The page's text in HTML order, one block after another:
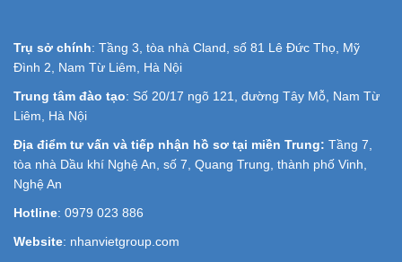
Trụ sở chính: Tầng 3, tòa nhà Cland, số 81 Lê Đức Thọ, Mỹ
Đình 2, Nam Từ Liêm, Hà Nội
Trung tâm đào tạo: Số 20/17 ngõ 121, đường Tây Mỗ, Nam Từ
Liêm, Hà Nội
Địa điểm tư vấn và tiếp nhận hồ sơ tại miền Trung: Tầng 7,
tòa nhà Dầu khí Nghệ An, số 7, Quang Trung, thành phố Vinh,
Nghệ An
Hotline: 0979 023 886
Website: nhanvietgroup.com